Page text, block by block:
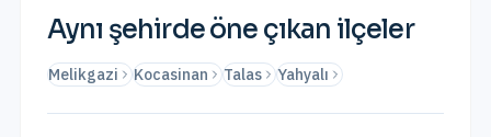
Aynı şehirde öne çıkan ilçeler
Melikgazi Kocasinan Talas Yahyalı